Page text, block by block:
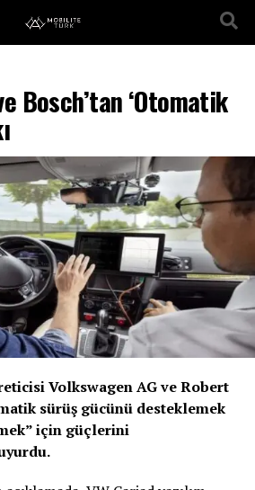
Bosch’tan ‘Otomatik
Volkswagen AG ve Robert
sürüş gücünü desteklemek
için güçlerini